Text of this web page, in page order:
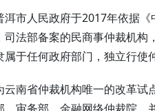
市人民政府于2017年依据
法部备案的民商事仲裁机构
于任何政府部门，独立行使
南省仲裁机构唯一的改革试